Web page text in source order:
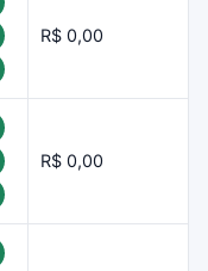
R$ 0,00
R$ 0,00